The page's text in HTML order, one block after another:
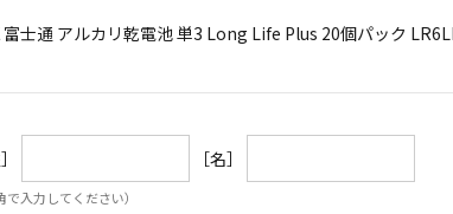
富士通 アルカリ乾電池 単3 Long Life Plus 20個パック
［名］
で入力してください）